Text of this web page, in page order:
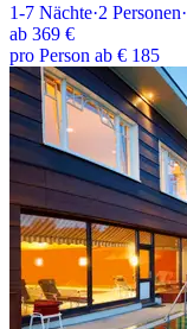
1-7 Nächte·2 Personen·
ab 369 €
pro Person ab € 185